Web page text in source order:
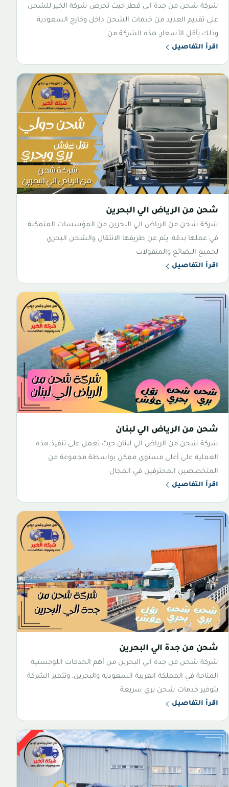
شركة شحن من جدة الي قطر حيث تحرص شركة الخير للشحن
على تقديم العديد من خدمات الشحن داخل وخارج السعودية
وذلك بأقل الأسعار، هذه الشركة من
اقرأ التفاصيل
شحن من الرياض الي البحرين
شركة شحن من الرياض الي البحرين من المؤسسات المتمكنة
في عملها بدقة، يتم عن طريقها الانتقال والشحن البحري
لجميع البضائع والمنقولات
اقرأ التفاصيل
شحن من الرياض الي لبنان
شركة شحن من الرياض الي لبنان حيث تعمل على تنفيذ هذه
العملية على أعلى مستوى ممكن بواسطة مجموعة من
المتخصصين المحترفين في المجال
اقرأ التفاصيل
شحن من جدة الي البحرين
شركة شحن من جدة الي البحرين من أهم الخدمات اللوجستية
المتاحة في المملكة العربية السعودية والبحرين، وتتميز الشركة
بتوفير خدمات شحن بري سريعة
اقرأ التفاصيل